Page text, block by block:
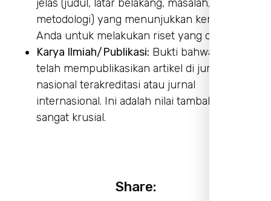
jelas (judul, latar belakang, masalah, dan
metodologi) yang menunjukkan kemampuan
Anda untuk melakukan riset yang orisinal.
Karya Ilmiah/Publikasi: Bukti bahwa Anda
telah mempublikasikan artikel di jurnal
nasional terakreditasi atau jurnal
internasional. Ini adalah nilai tambah yang
sangat krusial.
Share: